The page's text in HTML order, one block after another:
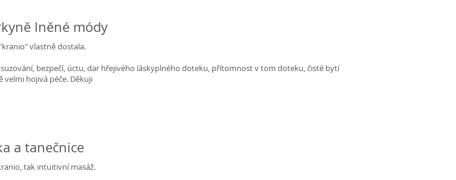
lněné módy
vlastně dostala.
bezpečí, úctu, dar hřejivého láskyplného doteku, přítomnost v tom doteku, čisté bytí
velmi hojivá péče. Děkuji
a tanečnice
tak intuitivní masáž.